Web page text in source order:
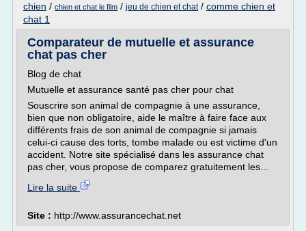
chien / chien et chat le film / jeu de chien et chat/ comme chien et
chat 1
Comparateur de mutuelle et assurance
chat pas cher
Blog de chat
Mutuelle et assurance santé pas cher pour chat
Souscrire son animal de compagnie à une assurance,
bien que non obligatoire, aide le maître à faire face aux
différents frais de son animal de compagnie si jamais
celui-ci cause des torts, tombe malade ou est victime d'un
accident. Notre site spécialisé dans les assurance chat
pas cher, vous propose de comparez gratuitement les...
Lire la suite
Site : http://www.assurancechat.net